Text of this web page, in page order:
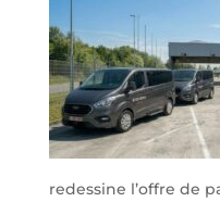
redessine l’offre de